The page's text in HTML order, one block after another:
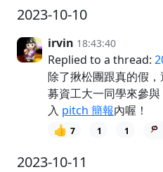
2023-10-10
irvin 18:43:40
Replied to a thread:
除了揪松團跟真的假
募資工大一同學來參
入 pitch 簡報內喔！
👍 7 1 1
2023-10-11